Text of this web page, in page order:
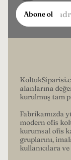
E-
posta
adresinizi
Abone ol
alanlarına
kurulmuş tam
Fabrikamızda
modern ofis
kurumsal ofis
gruplarını,
kullanıcılara